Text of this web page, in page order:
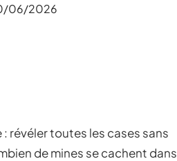
06/2026
révéler toutes les cases sans
de mines se cachent dans